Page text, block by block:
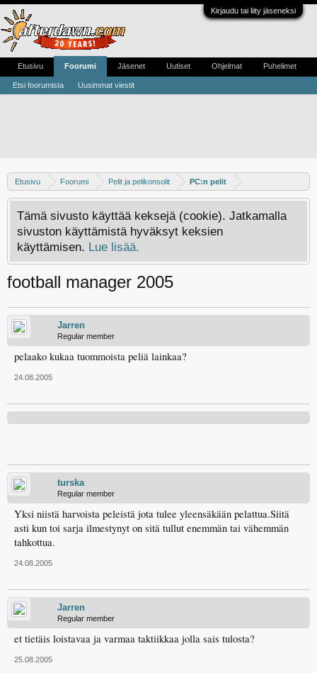
Kirjaudu tai liity jäseneksi
Etusivu Foorumi Pelit ja pelikonsolit PC:n pelit
Tämä sivusto käyttää keksejä (cookie). Jatkamalla
sivuston käyttämistä hyväksyt keksien
käyttämisen. Lue lisää.
football manager 2005
Jarren
Regular member
pelaako kukaa tuommoista peliä lainkaa?
24.08.2005
turska
Regular member
Yksi niistä harvoista peleistä jota tulee yleensäkään pelattua.Siitä
asti kun toi sarja ilmestynyt on sitä tullut enemmän tai vähemmän
tahkottua.
24.08.2005
Jarren
Regular member
et tietäis loistavaa ja varmaa taktiikkaa jolla sais tulosta?
25.08.2005
Etusivu Foorumi
Etsi foorumista Uusimmat viestit
Jäsenet Uutiset Ohjelmat Puhelimet